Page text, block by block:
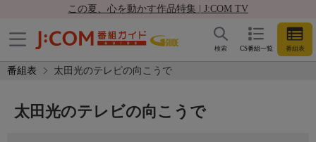
この夏、心を動かす作品特集 | J:COM TV
CS番組一覧 番組表
検索
番組表 太田光のテレビの向こうで
太田光のテレビの向こうで